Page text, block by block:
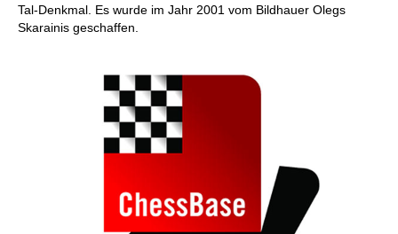
Tal-Denkmal. Es wurde im Jahr 2001 vom Bildhauer Olegs
Skarainis geschaffen.